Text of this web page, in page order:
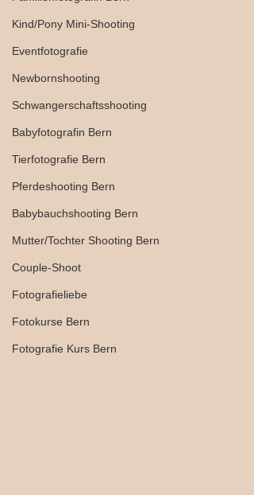
Kind/Pony Mini-Shooting
Eventfotografie
Newbornshooting
Schwangerschaftsshooting
Babyfotografin Bern
Tierfotografie Bern
Pferdeshooting Bern
Babybauchshooting Bern
Mutter/Tochter Shooting Bern
Couple-Shoot
Fotografieliebe
Fotokurse Bern
Fotografie Kurs Bern